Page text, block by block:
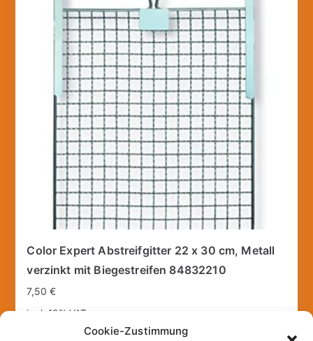
Cookie-Zustimmung
Color Expert Abstreifgitter 22 x 30 cm, Metall
verzinkt mit Biegestreifen 84832210
7,50€
incl. 19% VAT
Versandkosten